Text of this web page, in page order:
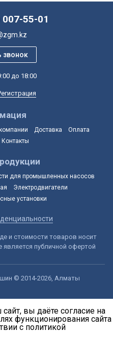
55-01
до 18:00
Доставка
Оплата
Контакты
для промышленных насосов
Электродвигатели
установки
и стоимости товаров носит
публичной офертой
© 2014-2026, Алматы
вы даёте согласие на
функционирования сайта
с политикой